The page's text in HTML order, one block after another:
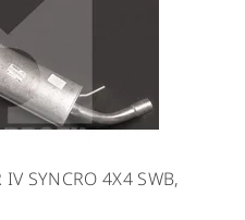
IV SYNCRO 4X4 SWB,